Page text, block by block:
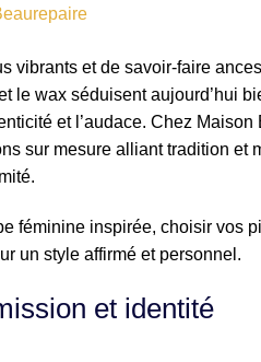
vibrants et de savoir-faire
le wax séduisent aujourd’hui
et l’audace. Chez Maison
sur mesure alliant tradition et
féminine inspirée, choisir vos
un style affirmé et personnel.
et identité